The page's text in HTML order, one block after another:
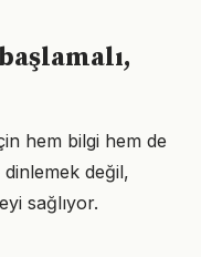
hem bilgi hem de
değil,
sağlıyor.